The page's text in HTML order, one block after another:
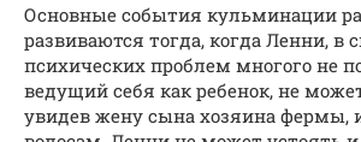
Основные события кульминации
развиваются тогда, когда Ленни, в
психических проблем многого не
ведущий себя как ребенок, не
увидев жену сына хозяина фермы,